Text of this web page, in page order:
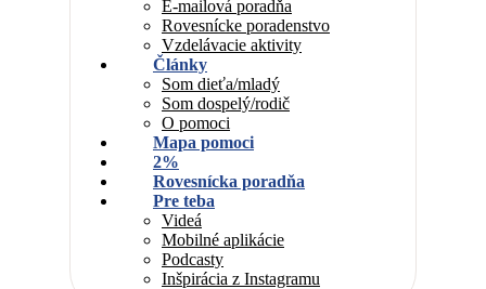
E-mailová poradňa
Rovesnícke poradenstvo
Vzdelávacie aktivity
Články
Som dieťa/mladý
Som dospelý/rodič
O pomoci
Mapa pomoci
2%
Rovesnícka poradňa
Pre teba
Videá
Mobilné aplikácie
Podcasty
Inšpirácia z Instagramu